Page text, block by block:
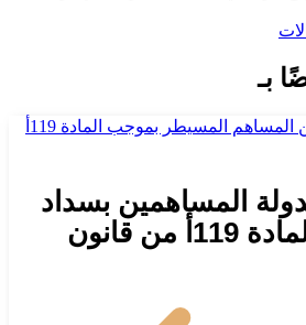
بـ
المساهمين بسداد
ديون الشركة: المادة 119أ من قانون